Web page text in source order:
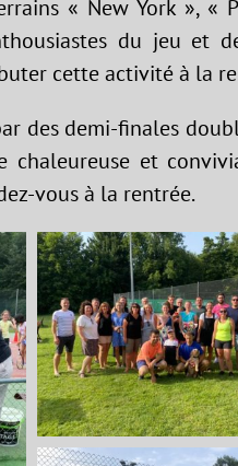
« New York », «
du jeu et
cette activité à la
des demi-finales
et
vous à la rentrée.